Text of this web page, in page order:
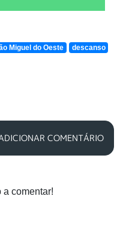
Miguel do Oeste descanso
COMENTÁRIO
a comentar!